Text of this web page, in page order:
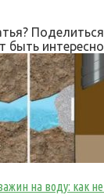
быть интересно
на воду: как